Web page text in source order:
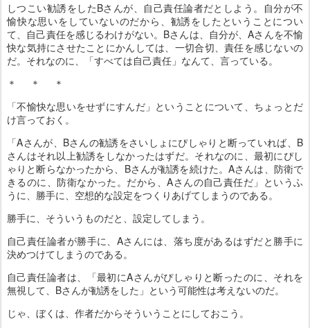
しつこい勧誘をしたBさんが、自己責任論者だとしよう。自分が不
愉快な思いをしていないのだから、勧誘をしたということについ
て、自己責任を感じるわけがない。Bさんは、自分が、Aさんを不愉
快な気持にさせたことにかんしては、一切合切、責任を感じないの
だ。それなのに、「すべては自己責任」なんて、言っている。
＊ ＊ ＊
「不愉快な思いをせずにすんだ」ということについて、ちょっとだ
け言っておく。
「Aさんが、Bさんの勧誘をさいしょにぴしゃりと断っていれば、B
さんはそれ以上勧誘をしなかったはずだ。それなのに、最初にぴし
ゃりと断らなかったから、Bさんが勧誘を続けた。Aさんは、防衛で
きるのに、防衛なかった。だから、Aさんの自己責任だ」というふ
うに、勝手に、空想的な設定をつくりあげてしまうのである。
勝手に、そういうものだと、設定してしまう。
自己責任論者が勝手に、Aさんには、落ち度があるはずだと勝手に
決めつけてしまうのである。
自己責任論者は、「最初にAさんがぴしゃりと断ったのに、それを
無視して、Bさんが勧誘をした」という可能性は考えないのだ。
じゃ、ぼくは、作者だからそういうことにしておこう。